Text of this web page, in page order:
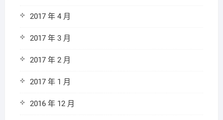
2017 年 4 月
2017 年 3 月
2017 年 2 月
2017 年 1 月
2016 年 12 月